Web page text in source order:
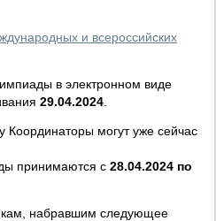
и всероссийских
в электронном виде
29.04.2024
Координаторы могут уже сейчас
принимаются с 28.04.2024 по
набравшим следующее